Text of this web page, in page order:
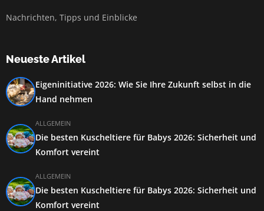
Nachrichten, Tipps und Einblicke
Neueste Artikel
Eigeninitiative 2026: Wie Sie Ihre Zukunft selbst in die
Hand nehmen
ALLGEMEIN
Die besten Kuscheltiere für Babys 2026: Sicherheit und
Komfort vereint
ALLGEMEIN
Die besten Kuscheltiere für Babys 2026: Sicherheit und
Komfort vereint